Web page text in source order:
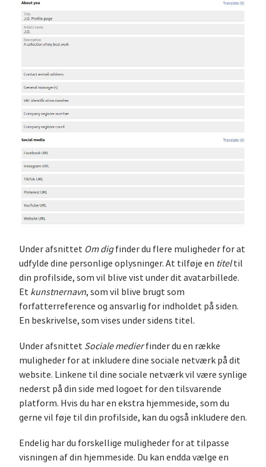
Under afsnittet Om digfinder du flere muligheder for at
udfylde dine personlige oplysninger. At tilføje en titeltil
din profilside, som vil blive vist under dit avatarbillede.
Et kunstnernavn, som vil blive brugt som
forfatterreference og ansvarlig for indholdet på siden.
En beskrivelse, som vises under sidens titel.
Under afsnittet Sociale medierfinder du en række
muligheder for at inkludere dine sociale netværk på dit
website. Linkene til dine sociale netværk vil være synlige
nederst på din side med logoet for den tilsvarende
platform. Hvis du har en ekstra hjemmeside, som du
gerne vil føje til din profilside, kan du også inkludere den.
Endelig har du forskellige muligheder for at tilpasse
visningen af din hjemmeside. Du kan endda vælge en